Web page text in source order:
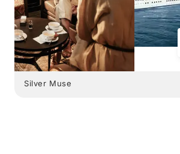
Silver Muse